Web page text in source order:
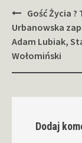
Zobacz
wpisy
Gość Życia ?
Urbanowska
Adam Lubiak,
Wołomiński
Dodaj